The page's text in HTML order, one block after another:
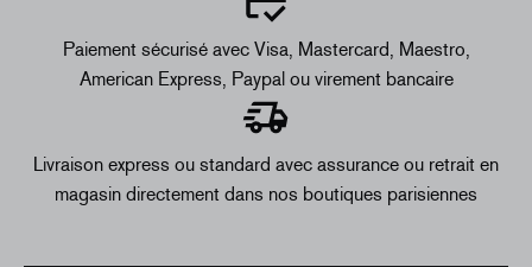
Paiement sécurisé avec Visa, Mastercard, Maestro,
American Express, Paypal ou virement bancaire
Livraison express ou standard avec assurance ou retrait en
magasin directement dans nos boutiques parisiennes